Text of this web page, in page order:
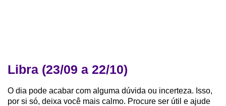
Libra (23/09 a 22/10)
O dia pode acabar com alguma dúvida ou incerteza. Isso,
por si só, deixa você mais calmo. Procure ser útil e ajude